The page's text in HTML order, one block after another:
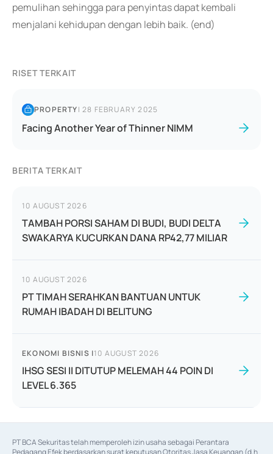
pemulihan sehingga para penyintas dapat kembali
menjalani kehidupan dengan lebih baik. (end)
RISET TERKAIT
PROPERTY|28 FEBRUARY 2025
Facing Another Year of Thinner NIMM
BERITA TERKAIT
10 AUGUST 2026
TAMBAH PORSI SAHAM DI BUDI, BUDI DELTA
SWAKARYA KUCURKAN DANA RP42,77 MILIAR
10 AUGUST 2026
PT TIMAH SERAHKAN BANTUAN UNTUK
RUMAH IBADAH DI BELITUNG
EKONOMI BISNIS |10 AUGUST 2026
IHSG SESI II DITUTUP MELEMAH 44 POIN DI
LEVEL 6.365
PT BCA Sekuritas telah memperoleh izin usaha sebagai Perantara
Pedagang Efek berdasarkan surat keputusan Otoritas Jasa Keuangan (d.h